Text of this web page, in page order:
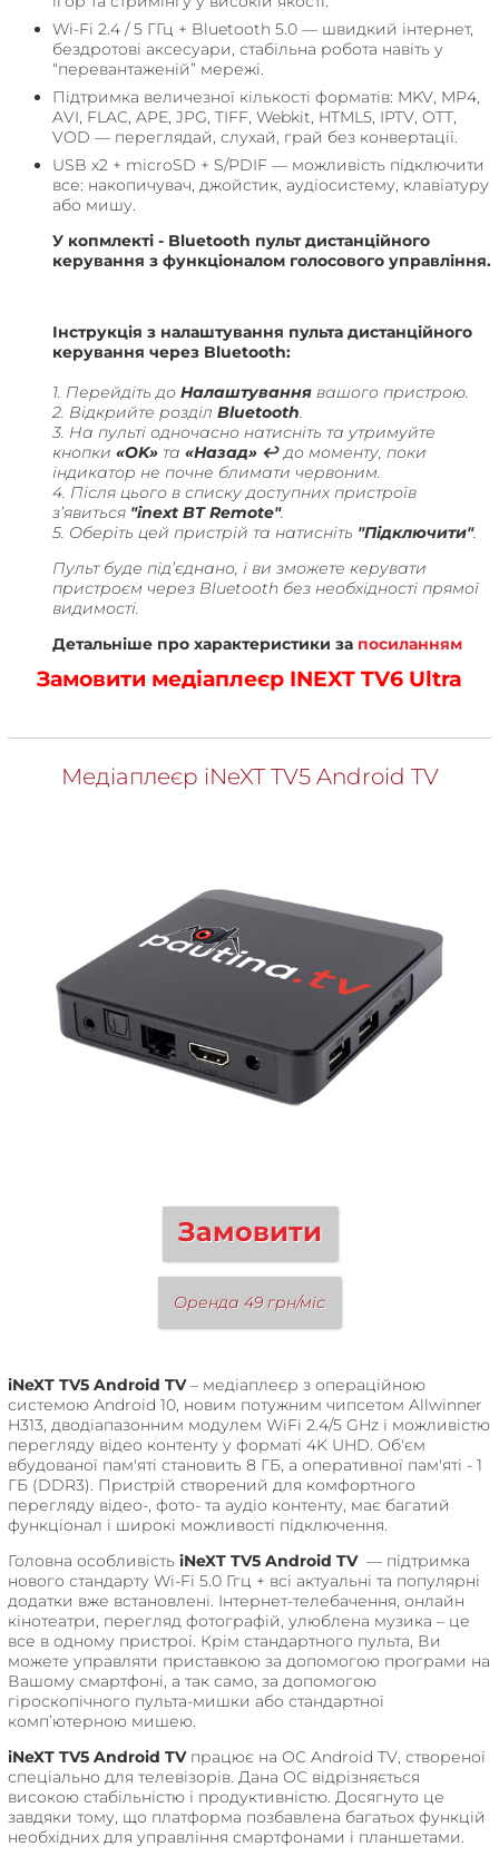
Wi-Fi 2.4 / 5 ГГц + Bluetooth 5.0 — швидкий інтернет,
бездротові аксесуари, стабільна робота навіть у
“перевантаженій” мережі.
Підтримка величезної кількості форматів: MKV, MP4,
AVI, FLAC, APE, JPG, TIFF, Webkit, HTML5, IPTV, OTT,
VOD — переглядай, слухай, грай без конвертації.
USB x2 + microSD + S/PDIF — можливість підключити
все: накопичувач, джойстик, аудіосистему, клавіатуру
або мишу.
У копмлекті - Bluetooth пульт дистанційного
керування з функціоналом голосового управління.
Інструкція з налаштування пульта дистанційного
керування через Bluetooth:
1. Перейдіть до Налаштування вашого пристрою.
2. Відкрийте розділ Bluetooth.
3. На пульті одночасно натисніть та утримуйте
кнопки «OK» та «Назад» ↩️до моменту, поки
індикатор не почне блимати червоним.
4. Після цього в списку доступних пристроїв
з’явиться "inext BT Remote".
5. Оберіть цей пристрій та натисніть "Підключити".
Пульт буде під’єднано, і ви зможете керувати
пристроєм через Bluetooth без необхідності прямої
видимості.
Детальніше про характеристики за посиланням
Замовити медіаплеєр INEXT TV6 Ultra
Медіаплеєр iNeXT TV5 Android TV
Замовити
Оренда 49 грн/міс
iNeXT TV5 Android TV– медіаплеєр з операційною
системою Android 10, новим потужним чипсетом Allwinner
H313, дводіапазонним модулем WiFi 2.4/5 GHz і можливістю
перегляду відео контенту у форматі 4K UHD. Об'єм
вбудованої пам'яті становить 8 ГБ, а оперативної пам'яті - 1
ГБ (DDR3). Пристрій створений для комфортного
перегляду відео-, фото- та аудіо контенту, має багатий
функціонал і широкі можливості підключення.
Головна особливість iNeXT TV5 Android TV— підтримка
нового стандарту Wi-Fi 5.0 Ггц + всі актуальні та популярні
додатки вже встановлені. Інтернет-телебачення, онлайн
кінотеатри, перегляд фотографій, улюблена музика – це
все в одному пристрої. Крім стандартного пульта, Ви
можете управляти приставкою за допомогою програми на
Вашому смартфоні, а так само, за допомогою
гіроскопічного пульта-мишки або стандартної
комп’ютерною мишею.
iNeXT TV5 Android TV працює на ОС Android TV, створеної
спеціально для телевізорів. Дана ОС відрізняється
високою стабільністю і продуктивністю. Досягнуто це
завдяки тому, що платформа позбавлена ​​багатьох функцій
необхідних для управління смартфонами і планшетами.